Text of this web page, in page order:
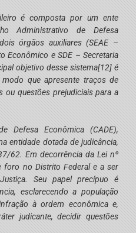
é composta por um ente
Administrativo de Defesa
órgãos auxiliares (SEAE –
Econômico e SDE – Secretaria
objetivo desse sistema[12]é
que apresente traços de
ou questões prejudiciais para a
Defesa Econômica (CADE),
entidade dotada de judicância,
62. Em decorrência da Lei nº
no Distrito Federal e a ser
Seu papel precípuo é
esclarecendo a população
à ordem econômica e,
judicante, decidir questões